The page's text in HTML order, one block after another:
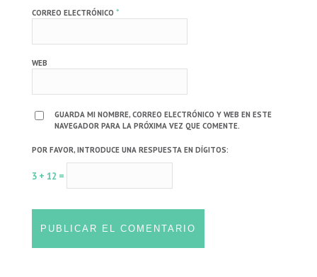
CORREO ELECTRÓNICO*
WEB
GUARDA MI NOMBRE, CORREO ELECTRÓNICO Y WEB EN ESTE
NAVEGADOR PARA LA PRÓXIMA VEZ QUE COMENTE.
POR FAVOR, INTRODUCE UNA RESPUESTA EN DÍGITOS:
3 + 12 =